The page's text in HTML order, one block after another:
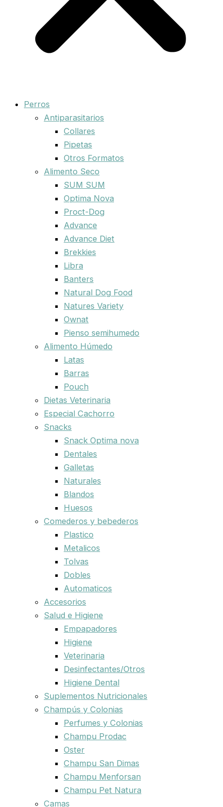
Perros
Antiparasitarios
Collares
Pipetas
Otros Formatos
Alimento Seco
SUM SUM
Optima Nova
Proct-Dog
Advance
Advance Diet
Brekkies
Libra
Banters
Natural Dog Food
Natures Variety
Ownat
Pienso semihumedo
Alimento Húmedo
Latas
Barras
Pouch
Dietas Veterinaria
Especial Cachorro
Snacks
Snack Optima nova
Dentales
Galletas
Naturales
Blandos
Huesos
Comederos y bebederos
Plastico
Metalicos
Tolvas
Dobles
Automaticos
Accesorios
Salud e Higiene
Empapadores
Higiene
Veterinaria
Desinfectantes/Otros
Higiene Dental
Suplementos Nutricionales
Champús y Colonias
Perfumes y Colonias
Champu Prodac
Oster
Champu San Dimas
Champu Menforsan
Champu Pet Natura
Camas